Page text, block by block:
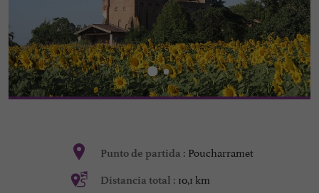
Punto de partida : Poucharramet
Distancia total : 10,1 km